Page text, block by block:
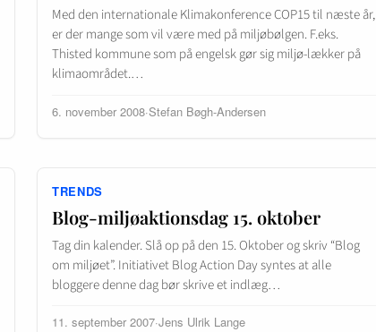
Med den internationale Klimakonference COP15 til næste år,
er der mange som vil være med på miljøbølgen. F.eks.
Thisted kommune som på engelsk gør sig miljø-lækker på
klimaområdet.…
6. november 2008·Stefan Bøgh-Andersen
TRENDS
Blog-miljøaktionsdag 15. oktober
Tag din kalender. Slå op på den 15. Oktober og skriv “Blog
om miljøet”. Initiativet Blog Action Day syntes at alle
bloggere denne dag bør skrive et indlæg…
11. september 2007·Jens Ulrik Lange